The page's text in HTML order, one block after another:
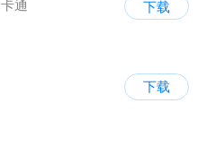
卡通
下载
下载